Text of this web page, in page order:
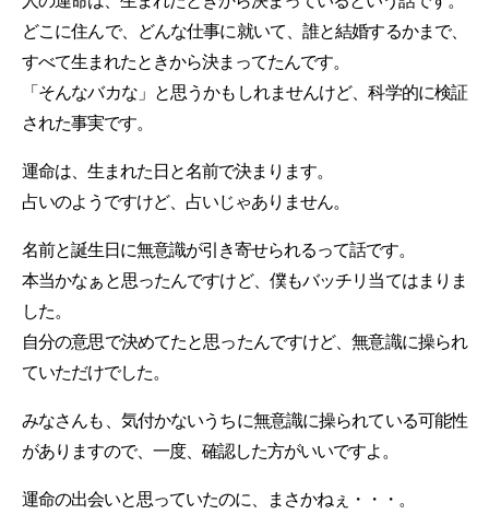
どこに住んで、どんな仕事に就いて、誰と結婚するかまで、
すべて生まれたときから決まってたんです。
「そんなバカな」と思うかもしれませんけど、科学的に検証
された事実です。
運命は、生まれた日と名前で決まります。
占いのようですけど、占いじゃありません。
名前と誕生日に無意識が引き寄せられるって話です。
本当かなぁと思ったんですけど、僕もバッチリ当てはまりま
した。
自分の意思で決めてたと思ったんですけど、無意識に操られ
ていただけでした。
みなさんも、気付かないうちに無意識に操られている可能性
がありますので、一度、確認した方がいいですよ。
運命の出会いと思っていたのに、まさかねぇ・・・。